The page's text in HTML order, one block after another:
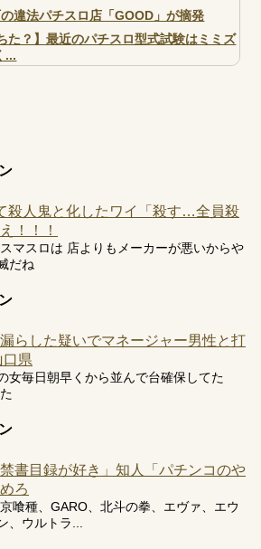
違法パチスロ店「GOOD」が摘発
た？】最近のパチスロ型式試験はミミズ
...
相互RSS
殺人鬼と化したワイ「殺す…全員殺
！！！
マスロは 店よりもメーカーが悪いからや
だね
らした疑いでマネージャー男性と打
口県
女毎日朝早くから並んで台確保してた
書目録が好き」知人「パチンコのや
ろ
喰種、GARO、北斗の拳、エヴァ、エウ
、ウルトラ...